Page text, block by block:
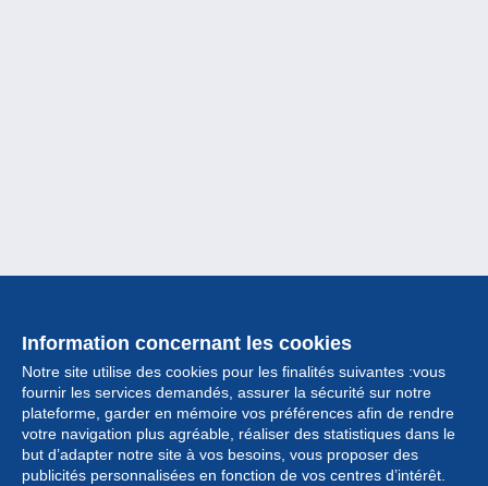
Information concernant les cookies
Notre site utilise des cookies pour les finalités suivantes :vous
fournir les services demandés, assurer la sécurité sur notre
plateforme, garder en mémoire vos préférences afin de rendre
votre navigation plus agréable, réaliser des statistiques dans le
but d’adapter notre site à vos besoins, vous proposer des
publicités personnalisées en fonction de vos centres d’intérêt.
Collection